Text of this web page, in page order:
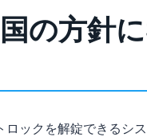
の方針
ックを解錠できるシ